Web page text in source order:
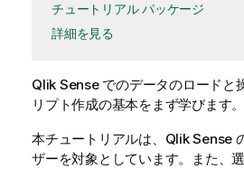
チュートリアル パッケージ
詳細を見る
Qlik Senseでのデータのロードと
リプト作成の基本をまず学びます。
本チュートリアルは、 Qlik Sense
ザーを対象としています。また、